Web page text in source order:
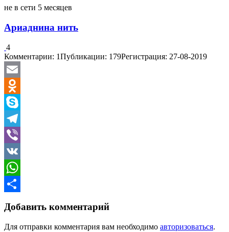
не в сети 5 месяцев
Ариаднина нить
4
Комментарии: 1Публикации: 179Регистрация: 27-08-2019
Email
Odnoklassniki
Skype
Telegram
Viber
VK
WhatsApp
Добавить комментарий
Для отправки комментария вам необходимо авторизоваться.